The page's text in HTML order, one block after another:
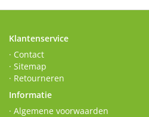
Klantenservice
· Contact
· Sitemap
· Retourneren
Informatie
· Algemene voorwaarden